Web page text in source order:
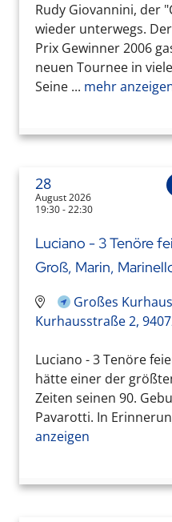
Rudy Giovannini, der
wieder unterwegs.
Prix Gewinner 2006
neuen Tournee in
Seine ... mehr
28
August 2026
19:30 - 22:30
Luciano - 3 Tenöre
Groß, Marin,
Großes
Kurhausstraße 2,
Luciano - 3 Tenöre
hätte einer der
Zeiten seinen 90.
Pavarotti. In
anzeigen